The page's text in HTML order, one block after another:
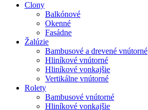
Clony
Balkónové
Okenné
Fasádne
Žalúzie
Bambusové a drevené vnútorné
Hliníkové vnútorné
Hliníkové vonkajšie
Vertikálne vnútorné
Rolety
Bambusové vnútorné
Hliníkové vonkajšie